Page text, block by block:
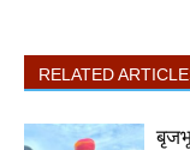
RELATED